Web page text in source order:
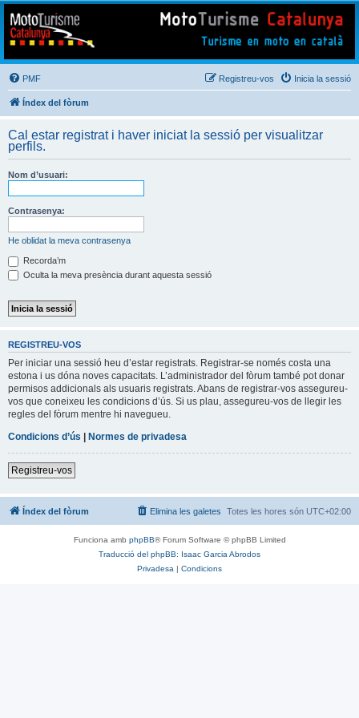
Mototurisme
Turisme en moto en català
PMF Inicia la sessió
Registreu-vos
Índex del fòrum
Cal estar registrat i haver iniciat la sessió per visualitzar
perfils.
Nom d’usuari:
Contrasenya:
He oblidat la meva contrasenya
Recorda’m
Oculta la meva presència durant aquesta sessió
REGISTREU-VOS
Per iniciar una sessió heu d’estar registrats. Registrar-se només costa una
estona i us dóna noves capacitats. L’administrador del fòrum també pot donar
permisos addicionals als usuaris registrats. Abans de registrar-vos assegureu-
vos que coneixeu les condicions d’ús. Si us plau, assegureu-vos de llegir les
regles del fòrum mentre hi navegueu.
Condicions d’ús | Normes de privadesa
Registreu-vos
Índex del fòrum Totes les hores són UTC+02:00
Elimina les galetes
Funciona amb phpBB® Forum Software © phpBB Limited
Traducció del phpBB: Isaac Garcia Abrodos
Privadesa | Condicions